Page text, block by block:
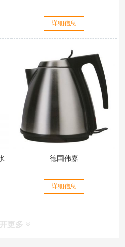
详细信息
德国伟嘉
详细信息
更多